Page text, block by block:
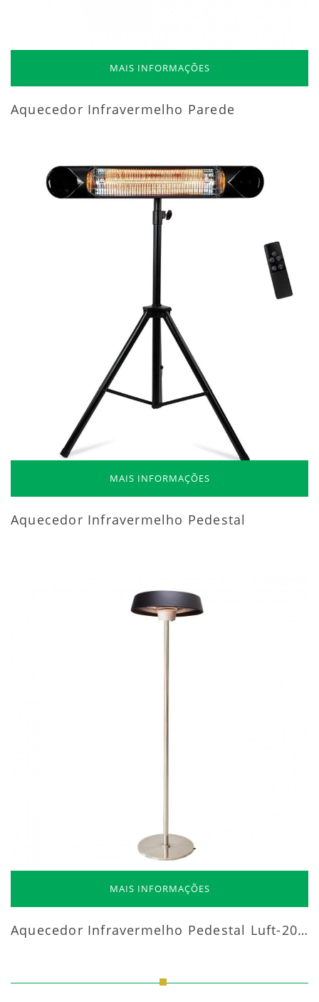
MAIS INFORMAÇÕES
Aquecedor Infravermelho Parede
MAIS INFORMAÇÕES
Aquecedor Infravermelho Pedestal
MAIS INFORMAÇÕES
Aquecedor Infravermelho Pedestal Luft-20000